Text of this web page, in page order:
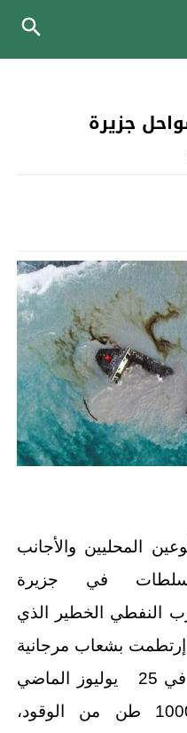
جزيرة
المحليين والأجانب
في جزيرة
النفطي الخطير الذي
إرتطمت بشعاب مرجانية
قبالة سواحل “موريشيوس” في 25 يوليوز الماضي
وتسرب منها أكثر من 1000 طن من الوقود،